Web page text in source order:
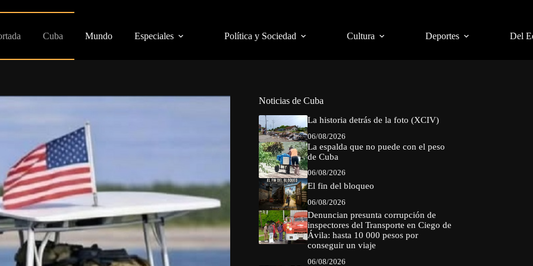
Cuba Mundo Especiales Política y Sociedad Cultura Deportes Del
Noticias de Cuba
La historia detrás de la foto (XCIV)
06/08/2026
La espalda que no puede con el peso
de Cuba
06/08/2026
El fin del bloqueo
06/08/2026
Denuncian presunta corrupción de
inspectores del Transporte en Ciego de
Ávila: hasta 10 000 pesos por
conseguir un viaje
06/08/2026